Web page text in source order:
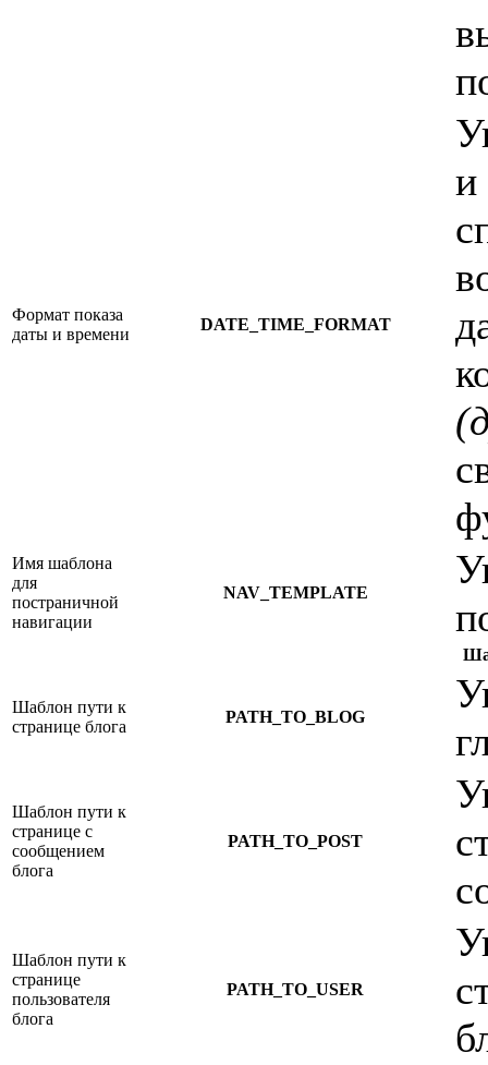
Формат показа
даты и времени
DATE_TIME_FORMAT
и
Имя шаблона
для
постраничной
навигации
NAV_TEMPLATE
Шаблон пути к
странице блога
PATH_TO_BLOG
Шаблон пути к
странице с
сообщением
блога
PATH_TO_POST
Шаблон пути к
странице
пользователя
блога
PATH_TO_USER